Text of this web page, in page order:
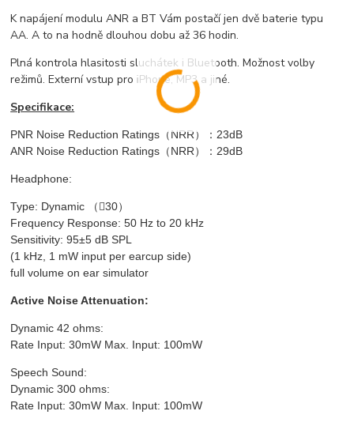
K napájení modulu ANR a BT Vám postačí jen dvě baterie typu
AA. A to na hodně dlouhou dobu až 36 hodin.
Plná kontrola hlasitosti sluchátek i Bluetooth. Možnost volby
režimů. Externí vstup pro iPhone, MP3 a jiné.
Specifikace:
PNR Noise Reduction Ratings （ NRR ）： 23dB
ANR Noise Reduction Ratings （NRR）： 29dB
Headphone:
Type: Dynamic （30）
Frequency Response: 50 Hz to 20 kHz
Sensitivity: 95±5 dB SPL
(1 kHz, 1 mW input per earcup side)
full volume on ear simulator
Active Noise Attenuation:
Dynamic 42 ohms:
Rate Input: 30mW Max. Input: 100mW
Speech Sound:
Dynamic 300 ohms:
Rate Input: 30mW Max. Input: 100mW